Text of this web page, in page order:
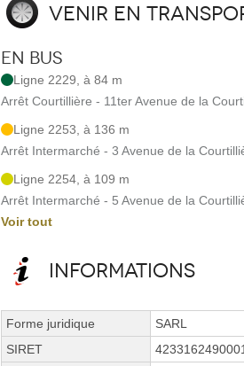
Venir en
En bus
Ligne 2229, à 84 m
Arrêt Courtillière - 11ter Avenue de la
Ligne 2253, à 136 m
Arrêt Intermarché - 3 Avenue de la
Ligne 2254, à 109 m
Arrêt Intermarché - 5 Avenue de la
Voir tout
Informations
Forme juridique
SARL
SIRET